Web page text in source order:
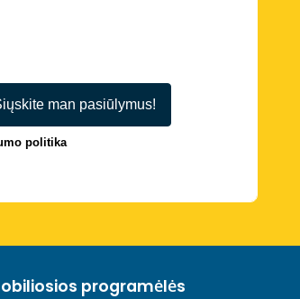
man pasiūlymus!
politika
programėlės